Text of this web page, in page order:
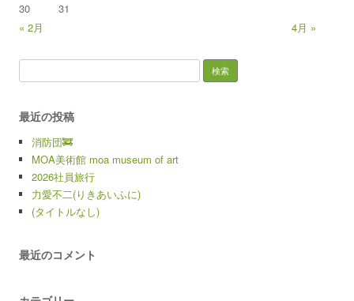
« 2月 4月 »
30
31
最近の投稿
消防団🚒
MOA美術館 moa museum of art
2026社員旅行
力愛不二(りきあいふに)
(タイトルなし)
最近のコメント